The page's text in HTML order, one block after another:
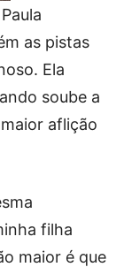
as pistas
Ela
soube a
aflição
filha
maior é que